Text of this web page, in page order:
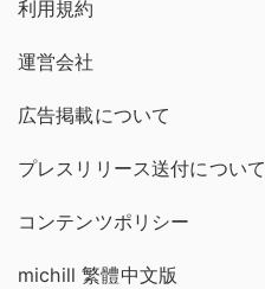
利用規約
運営会社
広告掲載について
プレスリリース送付について
コンテンツポリシー
michill 繁體中文版